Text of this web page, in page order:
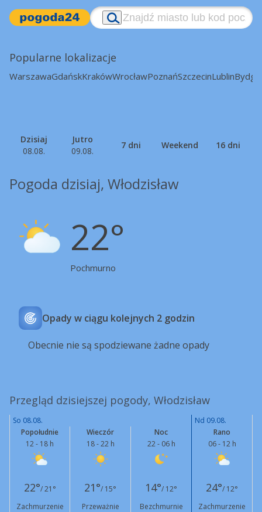
Popularne lokalizacje
WarszawaGdańskKrakówWrocławPoznańSzczecinLublin
Dzisiaj
08.08.
Jutro
09.08.
7 dni Weekend 16 dni
Pogoda dzisiaj, Włodzisław
22°
Pochmurno
Opady w ciągu kolejnych 2 godzin
Obecnie nie są spodziewane żadne opady
Przegląd dzisiejszej pogody, Włodzisław
So 08.08.
Nd 09.08.
Popołudnie
12 - 18 h
Wieczór
18 - 22 h
Noc
22 - 06 h
Rano
06 - 12 h
22°/ 21° 21°/ 15° 14°/ 12° 24°/ 12°
Zachmurzenie
Przeważnie
Bezchmurnie
Zachmurzenie